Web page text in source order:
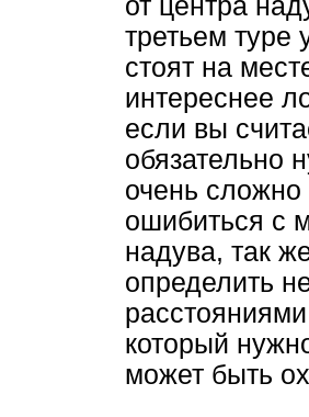
от центра
третьем туре
стоят на
интереснее
если вы
обязательно
очень сложно
ошибиться с
надува, так
определить
который
может быть